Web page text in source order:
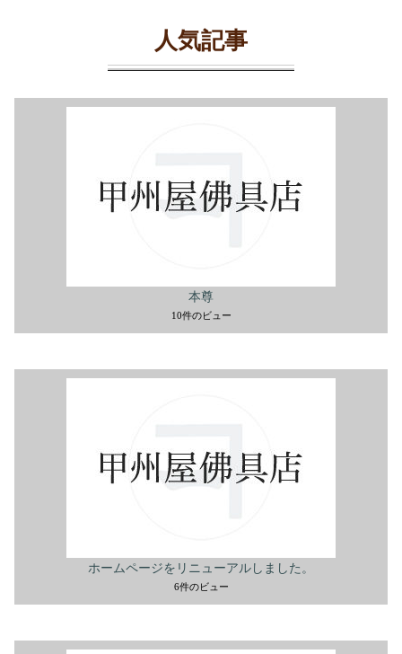
人気記事
本尊
10件のビュー
ホームページをリニューアルしました。
6件のビュー